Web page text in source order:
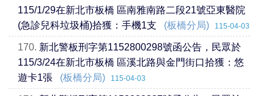
115/1/29在新北市板橋 區南雅南路二段21號亞東醫院
(急診兒科垃圾桶)拾獲：手機1支
(板橋分局) 115-04-03
170. 新北警板刑字第1152800298號函公告，民眾於
115/3/24在新北市板橋 區溪北路與金門街口拾獲：悠
遊卡1張
(板橋分局) 115-04-03